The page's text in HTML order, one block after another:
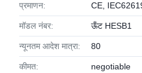
प्रमाणन: CE,
मॉडल नंबर: ऊँट HESB1
न्यूनतम आदेश मात्रा: 80
कीमत: negotiable